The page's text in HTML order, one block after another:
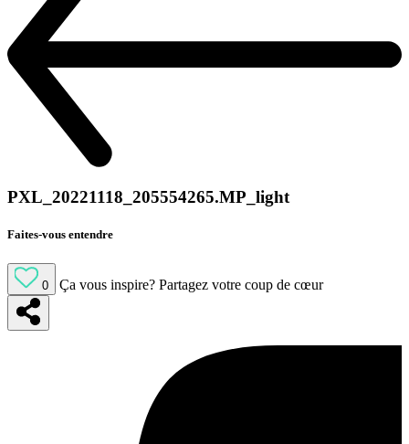
PXL_20221118_205554265.MP_light
Faites-vous entendre
0 Ça vous inspire? Partagez votre coup de cœur